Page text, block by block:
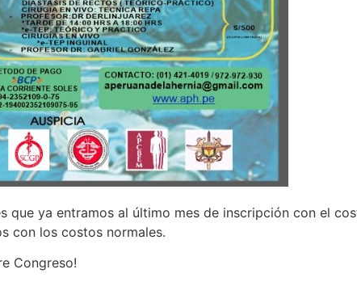
que ya entramos al último mes de inscripción con el
con los costos normales.
Congreso!